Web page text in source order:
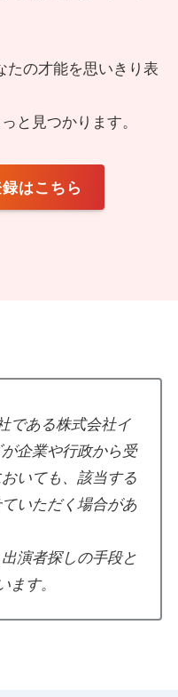
たの才能を思いきり表
と見つかります。
はこちら
である株式会社イ
企業や行政から受
いても、該当する
いただく場合があ
演者探しの手段と
す。